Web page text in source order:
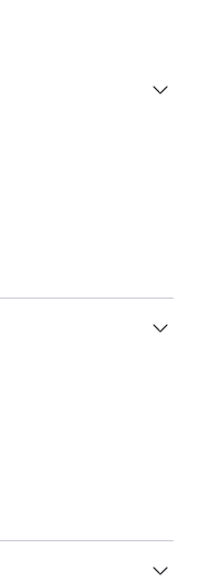
która dopasowuje
aktywne, a